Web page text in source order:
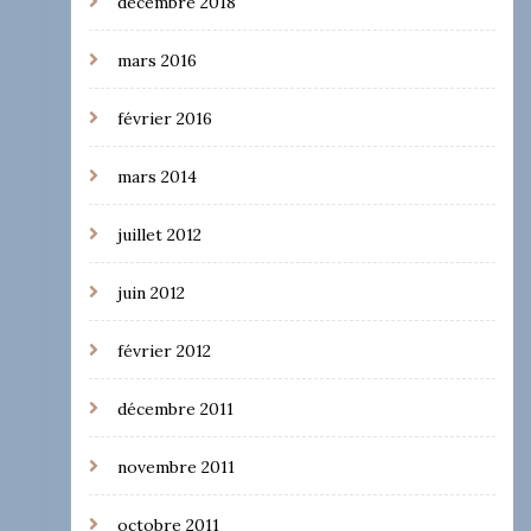
mars 2016
février 2016
mars 2014
juillet 2012
juin 2012
février 2012
décembre 2011
novembre 2011
octobre 2011